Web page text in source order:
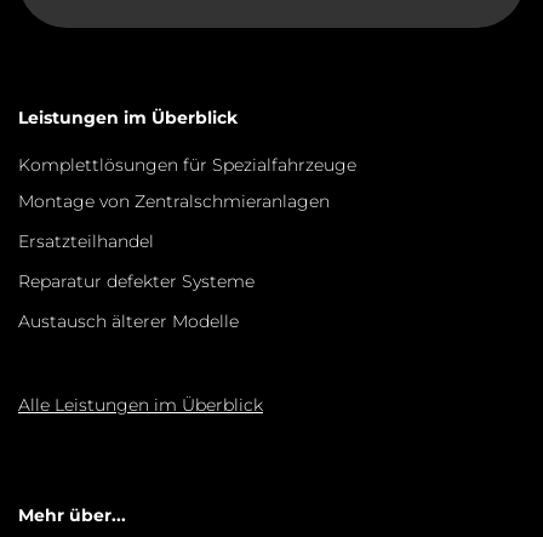
Leistungen im Überblick
Komplettlösungen für Spezialfahrzeuge
Montage von Zentralschmieranlagen
Ersatzteilhandel
Reparatur defekter Systeme
Austausch älterer Modelle
Alle Leistungen im Überblick
Mehr über...